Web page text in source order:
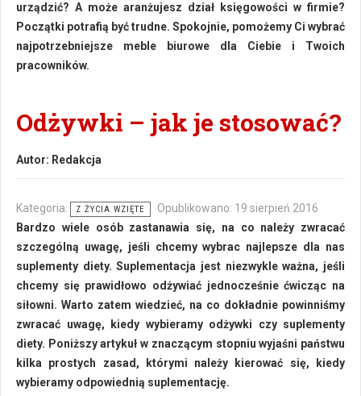
urządzić? A może aranżujesz dział księgowości w firmie?
Początki potrafią być trudne. Spokojnie, pomożemy Ci wybrać
najpotrzebniejsze meble biurowe dla Ciebie i Twoich
pracowników.
Odżywki – jak je stosować?
Autor: Redakcja
Kategoria: Z ŻYCIA WZIĘTE
Opublikowano: 19 sierpień 2016
Bardzo wiele osób zastanawia się, na co należy zwracać
szczególną uwagę, jeśli chcemy wybrac najlepsze dla nas
suplementy diety. Suplementacja jest niezwykle ważna, jeśli
chcemy się prawidłowo odżywiać jednocześnie ćwicząc na
siłowni. Warto zatem wiedzieć, na co dokładnie powinniśmy
zwracać uwagę, kiedy wybieramy odżywki czy suplementy
diety. Poniższy artykuł w znaczącym stopniu wyjaśni państwu
kilka prostych zasad, którymi należy kierować się, kiedy
wybieramy odpowiednią suplementację.